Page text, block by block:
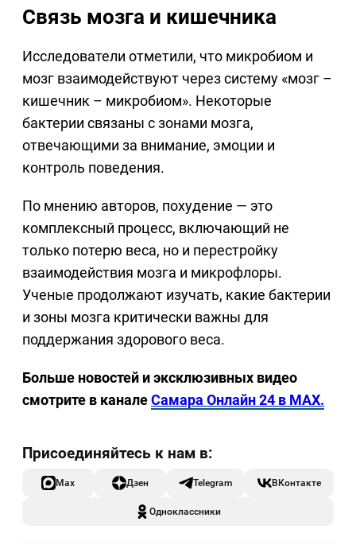
Связь мозга и кишечника
Исследователи отметили, что микробиом и
мозг взаимодействуют через систему «мозг –
кишечник – микробиом». Некоторые
бактерии связаны с зонами мозга,
отвечающими за внимание, эмоции и
контроль поведения.
По мнению авторов, похудение — это
комплексный процесс, включающий не
только потерю веса, но и перестройку
взаимодействия мозга и микрофлоры.
Ученые продолжают изучать, какие бактерии
и зоны мозга критически важны для
поддержания здорового веса.
Больше новостей и эксклюзивных видео
смотрите в каналеСамара Онлайн 24 в MAX.
Max Дзен Telegram ВКонтакте
Одноклассники